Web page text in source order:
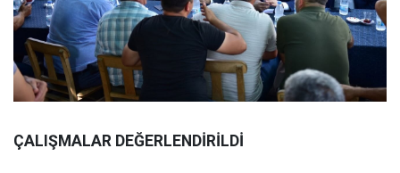
ÇALIŞMALAR DEĞERLENDİRİLDİ